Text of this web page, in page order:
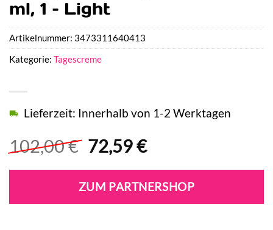
ml, 1 – Light
102,00€ Ursprünglicher
war:
102,00 €
72,59€Aktueller
ist:
72,59 €.
Lieferzeit: Innerhalb von 1-2 Werktagen
ZUM PARTNERSHOP
Artikelnummer: 3473311640413
Kategorie: Tagescreme